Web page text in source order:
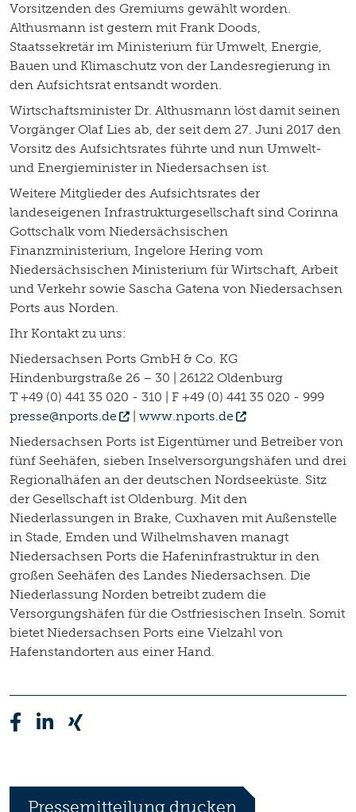
Vorsitzenden des Gremiums gewählt worden.
Althusmann ist gestern mit Frank Doods,
Staatssekretär im Ministerium für Umwelt, Energie,
Bauen und Klimaschutz von der Landesregierung in
den Aufsichtsrat entsandt worden.
Wirtschaftsminister Dr. Althusmann löst damit seinen
Vorgänger Olaf Lies ab, der seit dem 27. Juni 2017 den
Vorsitz des Aufsichtsrates führte und nun Umwelt-
und Energieminister in Niedersachsen ist.
Weitere Mitglieder des Aufsichtsrates der
landeseigenen Infrastrukturgesellschaft sind Corinna
Gottschalk vom Niedersächsischen
Finanzministerium, Ingelore Hering vom
Niedersächsischen Ministerium für Wirtschaft, Arbeit
und Verkehr sowie Sascha Gatena von Niedersachsen
Ports aus Norden.
Ihr Kontakt zu uns:
Niedersachsen Ports GmbH & Co. KG
Hindenburgstraße 26 – 30 | 26122 Oldenburg
T +49 (0) 441 35 020 - 310 | F +49 (0) 441 35 020 - 999
presse@nports.de
| www.nports.de
Niedersachsen Ports ist Eigentümer und Betreiber von
fünf Seehäfen, sieben Inselversorgungshäfen und drei
Regionalhäfen an der deutschen Nordseeküste. Sitz
der Gesellschaft ist Oldenburg. Mit den
Niederlassungen in Brake, Cuxhaven mit Außenstelle
in Stade, Emden und Wilhelmshaven managt
Niedersachsen Ports die Hafeninfrastruktur in den
großen Seehäfen des Landes Niedersachsen. Die
Niederlassung Norden betreibt zudem die
Versorgungshäfen für die Ostfriesischen Inseln. Somit
bietet Niedersachsen Ports eine Vielzahl von
Hafenstandorten aus einer Hand.
Pressemitteilung drucken